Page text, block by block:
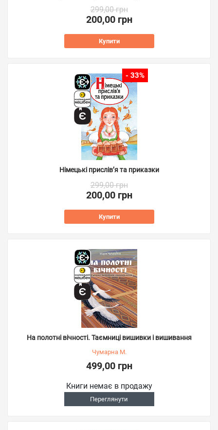
299,00 грн
200,00 грн
Купити
- 33%
Німецькі прислів’я та приказки
299,00 грн
200,00 грн
Купити
На полотні вічності. Таємниці вишивки і вишивання
Чумарна М.
499,00 грн
Книги немає в продажу
Переглянути